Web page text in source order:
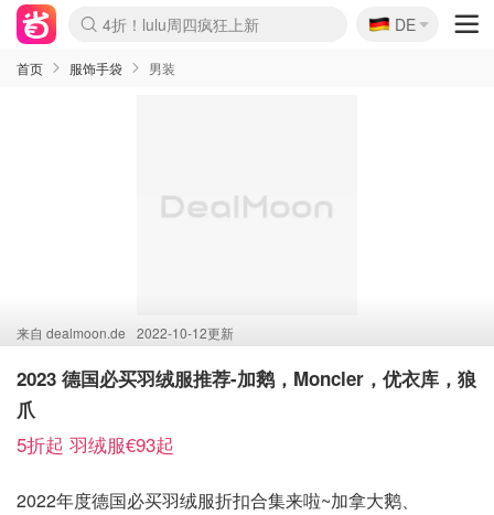
Boticinal 夏促开抢！
4折！lulu周四疯狂上新
还没结束！&OtherStories大促
Joybuy变相75折 随时失效
速领！Stanley独家85折
疑似霸哥！Camper额外叠85折
Zalando 奥莱闪促！每日更新
Moncler反季囤！5折起+叠9折
Coach Brooklyn仅€192
🇩🇪
DE
首页 服饰手袋 男装
来自 dealmoon.de 2022-10-12更新
2023 德国必买羽绒服推荐-加鹅，Moncler，优衣库，狼
爪
5折起 羽绒服€93起
2022年度德国必买羽绒服折扣合集来啦~加拿大鹅、